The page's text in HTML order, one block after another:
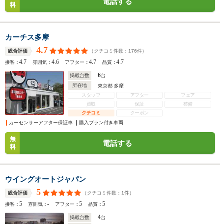
料
カーチス多摩
総合評価 4.7 （クチコミ件数： 176件）
接客：4.7 雰囲気：4.6 アフター：4.7 品質：4.7
掲載台数 6台
所在地
東京都 多摩
スタッフ
アフター
フェア
買取
保証
整備
クチコミ
クーポン
カーセンサーアフター保証車
購入プラン付き車両
無
料
電話する
ウイングオートジャパン
総合評価 5 （クチコミ件数： 1件）
接客：5 雰囲気：- アフター：5 品質：5
掲載台数 4台